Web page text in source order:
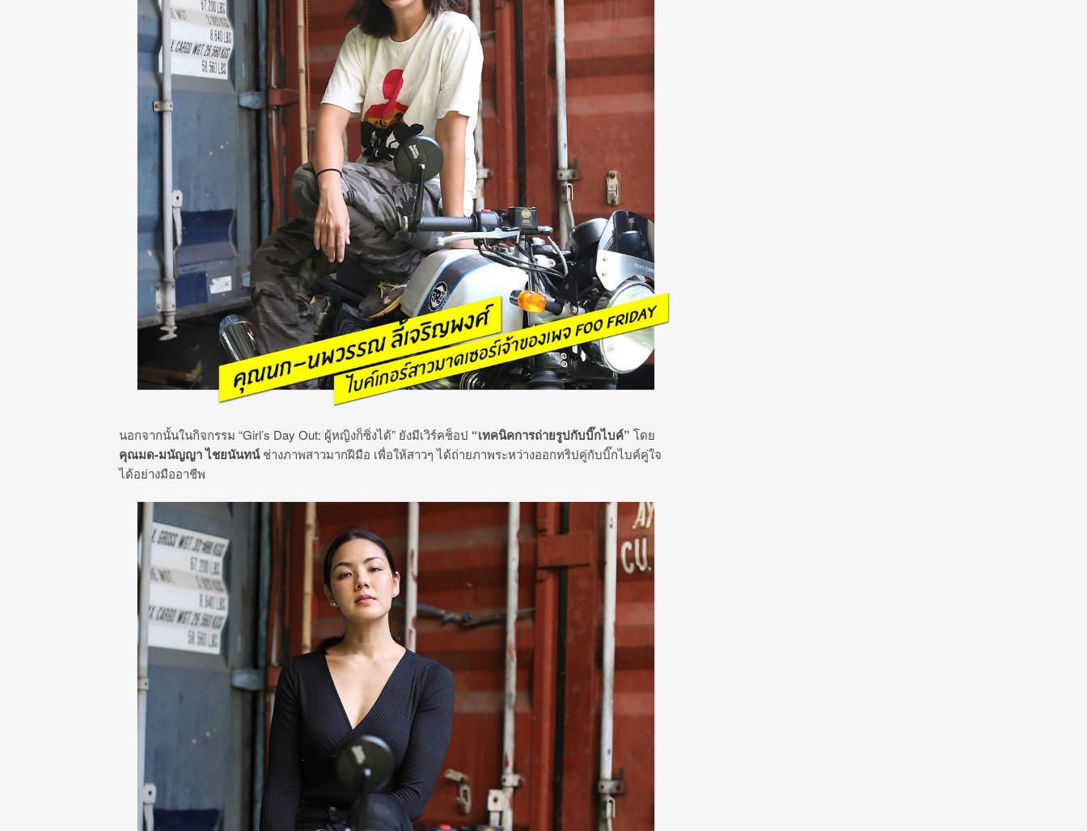
นอกจากนั้นในกิจกรรม “Girl’s Day Out: ผู้หญิงก็ซิ่งได้” ยังมีเวิร์คช็อป “เทคนิคการถ่ายรูปกับบิ๊กไบค์” โดย
คุณมด-มนัญญา ไชยนันทน์ช่างภาพสาวมากฝีมือ เพื่อให้สาวๆ ได้ถ่ายภาพระหว่างออกทริปคู่กับบิ๊กไบค์คู่ใจ
ได้อย่างมืออาชีพ